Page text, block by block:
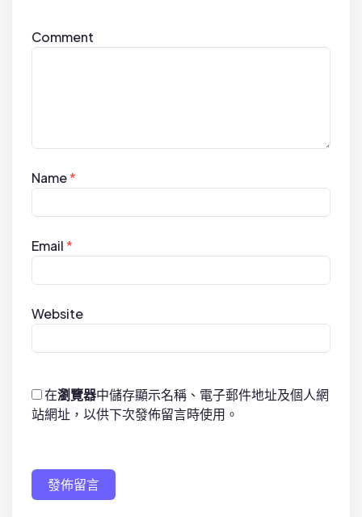
Comment
Name*
Email*
Website
在瀏覽器中儲存顯示名稱、電子郵件地址及個人網
站網址，以供下次發佈留言時使用。
發佈留言